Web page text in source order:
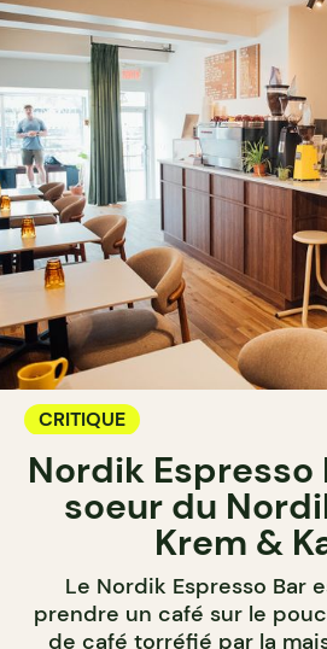
CRITIQUE
Nordik
soeur du
Krem &
Le Nordik Espresso Bar
prendre un café sur le
de café torréfié par la